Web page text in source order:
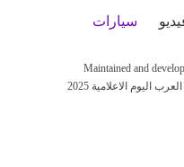
سيارات
Maintained and